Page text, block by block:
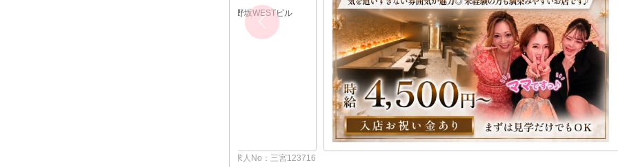
住所
兵庫県
最寄り駅
各線「